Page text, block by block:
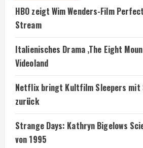
HBO zeigt Wim Wenders-Film
Stream
Italienisches Drama ‚The Eight
Videoland
Netflix bringt Kultfilm Sleepers mit
zurück
Strange Days: Kathryn Bigelows
von 1995